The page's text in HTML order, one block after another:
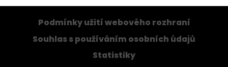
Podmínky užití webového rozhraní
Souhlas s používáním osobních údajů
Statistiky